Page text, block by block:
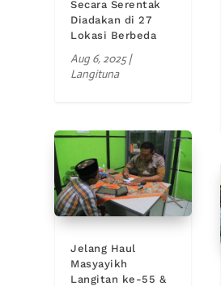
Secara Serentak
Diadakan di 27
Lokasi Berbeda
Aug 6, 2025|
Langituna
Jelang Haul
Masyayikh
Langitan ke-55 &